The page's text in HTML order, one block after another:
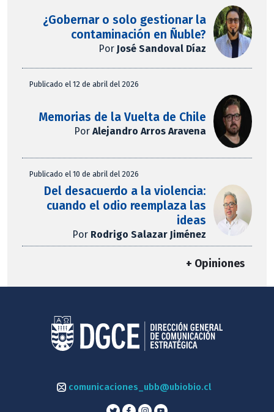
¿Gobernar o solo gestionar la
contaminación en Ñuble?
Por José Sandoval Díaz
Publicado el 12 de abril del 2026
Memorias de la Vuelta de Chile
PorAlejandro Arros Aravena
Publicado el 10 de abril del 2026
Del desacuerdo a la violencia:
cuando el odio reemplaza las
ideas
Por Rodrigo Salazar Jiménez
+ Opiniones
comunicaciones_ubb@ubiobio.cl